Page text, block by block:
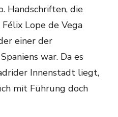
Handschriften, die
Lope de Vega
einer der
war. Da es
Innenstadt liegt,
mit Führung doch